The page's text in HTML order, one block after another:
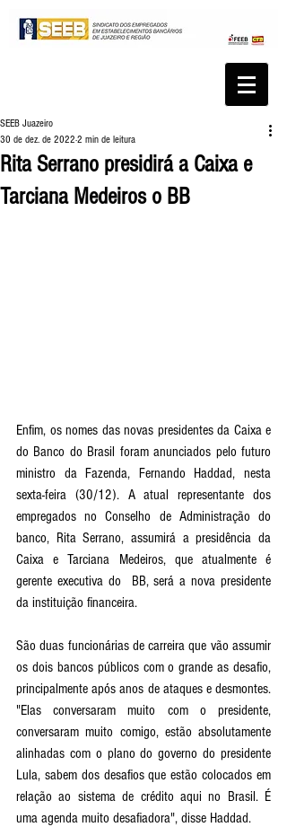
Rita Serrano presidirá a Caixa e
Tarciana Medeiros o BB
SEEB Juazeiro
30 de dez. de 2022 2 min de leitura
Enfim, os nomes das novas presidentes da Caixa e
do Banco do Brasil foram anunciados pelo futuro
ministro da Fazenda, Fernando Haddad, nesta
sexta-feira (30/12). A atual representante dos
empregados no Conselho de Administração do
banco, Rita Serrano, assumirá a presidência da
Caixa e Tarciana Medeiros, que atualmente é
gerente executiva do  BB, será a nova presidente
da instituição financeira.
São duas funcionárias de carreira que vão assumir
os dois bancos públicos com o grande as desafio,
principalmente após anos de ataques e desmontes.
"Elas conversaram muito com o presidente,
conversaram muito comigo, estão absolutamente
alinhadas com o plano do governo do presidente
Lula, sabem dos desafios que estão colocados em
relação ao sistema de crédito aqui no Brasil. É
uma agenda muito desafiadora", disse Haddad.